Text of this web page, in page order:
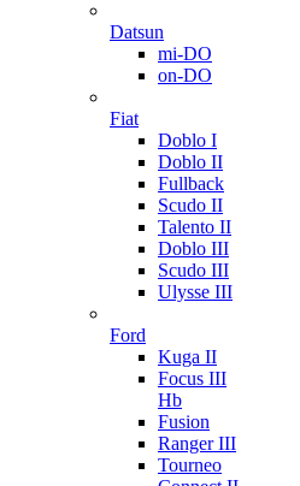
Datsun
mi-DO
on-DO
Fiat
Doblo I
Doblo II
Fullback
Scudo II
Talento II
Doblo III
Scudo III
Ulysse III
Ford
Kuga II
Focus III
Hb
Fusion
Ranger III
Tourneo